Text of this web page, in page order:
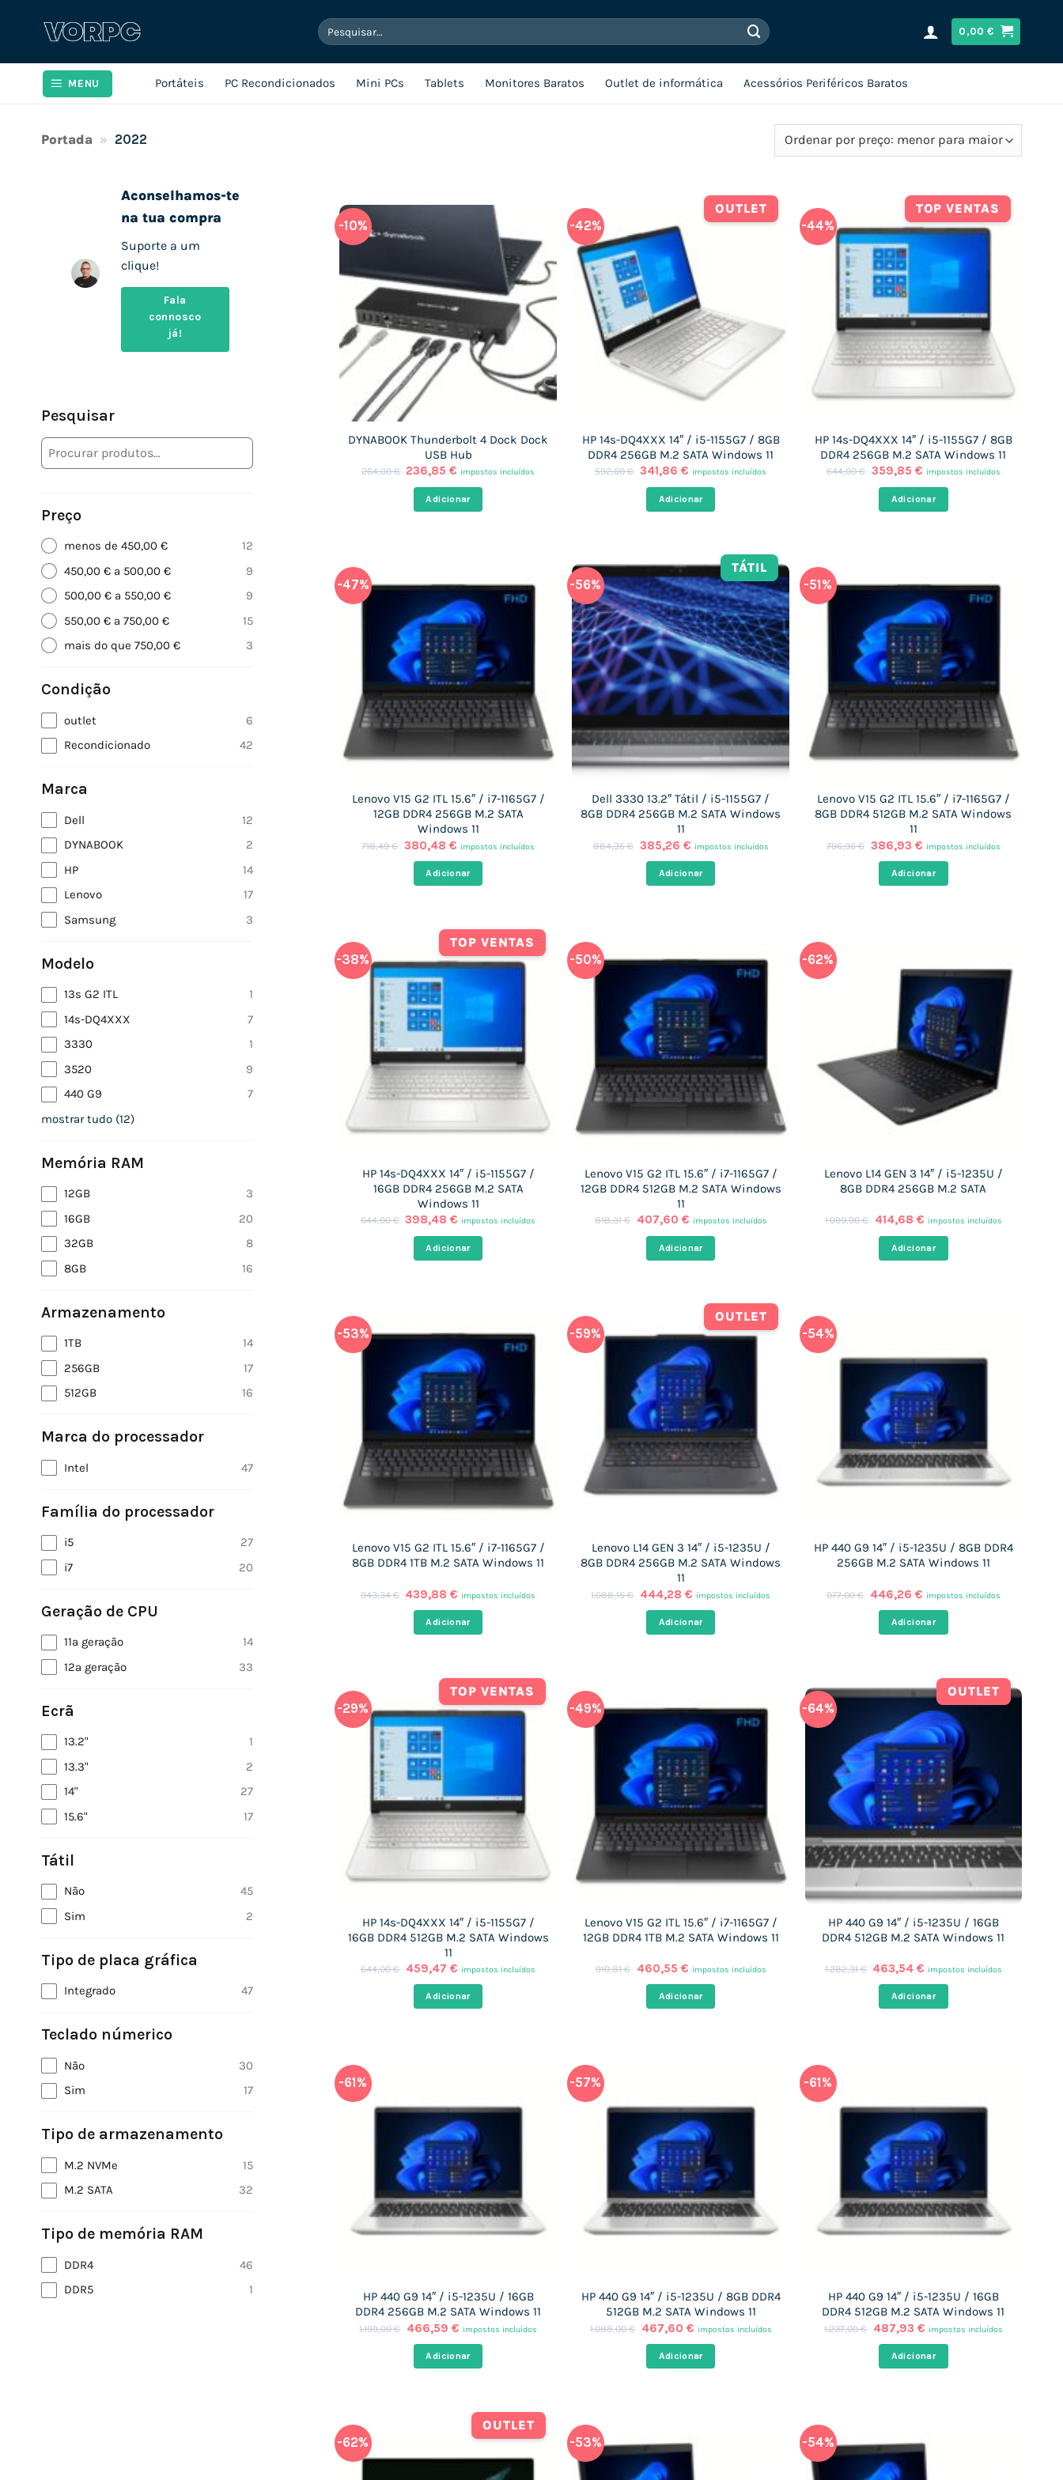
Pesquisar
por:
0,00€
MENU Portáteis PC Recondicionados Mini PCs Tablets Monitores Baratos Outlet de informática Acessórios Periféricos Baratos
Portada » 2022
Aconselhamos-te
na tua compra
Suporte a um
clique!
Fala
connosco
já!
Pesquisar
Preço
menos de 450,00 €
12
450,00 € a 500,00 €
9
500,00 € a 550,00 €
9
550,00 € a 750,00 €
15
mais do que 750,00 €
3
Condição
outlet
6
Recondicionado
42
Marca
Dell
12
DYNABOOK
2
HP
14
Lenovo
17
Samsung
3
Modelo
13s G2 ITL
1
14s-DQ4XXX
7
3330
1
3520
9
440 G9
7
mostrar tudo (12)
Memória RAM
12GB
3
16GB
20
32GB
8
8GB
16
Armazenamento
1TB
14
256GB
17
512GB
16
Marca do processador
Intel 47
Família do processador
i5
27
i7
20
Geração de CPU
11ª geração
14
12ª geração
33
Ecrã
13.2"
1
13.3"
2
14"
27
15.6"
17
Tátil
Não
45
Sim
2
Tipo de placa gráfica
Integrado 47
Teclado númerico
Não
30
Sim
17
Tipo de armazenamento
M.2 NVMe
15
M.2 SATA
32
Tipo de memória RAM
DDR4
46
DDR5
1
-10%
DYNABOOK Thunderbolt 4 Dock Dock
USB Hub
264,00€ O
original
era:
236,85€ O
atual
é:
impostos incluídos
Adicionar
-42%
OUTLET
HP 14s-DQ4XXX 14″ / i5-1155G7 / 8GB
DDR4 256GB M.2 SATA Windows 11
592,00€ O
original
era:
341,86€ O
atual
é:
impostos incluídos
Adicionar
-44%
TOP VENTAS
HP 14s-DQ4XXX 14″ / i5-1155G7 / 8GB
DDR4 256GB M.2 SATA Windows 11
644,00€ O
original
era:
359,85 €O
atual
é:
impostos incluídos
Adicionar
-47%
Lenovo V15 G2 ITL 15.6″ / i7-1165G7 /
12GB DDR4 256GB M.2 SATA
Windows 11
718,49€ O
original
era:
380,48 €O
preço
atual
é:
impostos incluídos
Adicionar
-56%
TÁTIL
Dell 3330 13.2″ Tátil / i5-1155G7 /
8GB DDR4 256GB M.2 SATA Windows
11
884,35€ O
original
era:
385,26 €O
preço
atual
é:
impostos incluídos
Adicionar
-51%
Lenovo V15 G2 ITL 15.6″ / i7-1165G7 /
8GB DDR4 512GB M.2 SATA Windows
11
796,96€ O
original
era:
386,93 €O
preço
atual
é:
impostos incluídos
Adicionar
-38%
TOP VENTAS
HP 14s-DQ4XXX 14″ / i5-1155G7 /
16GB DDR4 256GB M.2 SATA
Windows 11
644,00€ O
original
era:
398,48€ O
atual
é:
impostos incluídos
Adicionar
-50%
Lenovo V15 G2 ITL 15.6″ / i7-1165G7 /
12GB DDR4 512GB M.2 SATA Windows
11
818,31€
O
original
407,60 €O
atual
é:
impostos incluídos
Adicionar
-62%
Lenovo L14 GEN 3 14″ / i5-1235U /
8GB DDR4 256GB M.2 SATA
1.099,00€
O
original
era:
414,68 €O
atual
é:
impostos incluídos
Adicionar
-53%
Lenovo V15 G2 ITL 15.6″ / i7-1165G7 /
8GB DDR4 1TB M.2 SATA Windows 11
943,34€ O
original
era:
439,88€ O
preço
atual
é:
impostos incluídos
Adicionar
-59%
OUTLET
Lenovo L14 GEN 3 14″ / i5-1235U /
8GB DDR4 256GB M.2 SATA Windows
11
1.088,15€
O
original
era:
444,28€ O
preço
atual
é:
impostos incluídos
Adicionar
-54%
HP 440 G9 14″ / i5-1235U / 8GB DDR4
256GB M.2 SATA Windows 11
977,00€
O
original
era:
446,26 €O
preço
atual
é:
impostos incluídos
Adicionar
-29%
TOP VENTAS
HP 14s-DQ4XXX 14″ / i5-1155G7 /
16GB DDR4 512GB M.2 SATA Windows
11
644,00€
O
original
era:
459,47 €O
atual
é:
impostos incluídos
Adicionar
-49%
Lenovo V15 G2 ITL 15.6″ / i7-1165G7 /
12GB DDR4 1TB M.2 SATA Windows 11
910,81€
O
original
era:
460,55 €O
atual
é:
impostos incluídos
Adicionar
-64%
OUTLET
HP 440 G9 14″ / i5-1235U / 16GB
DDR4 512GB M.2 SATA Windows 11
1.282,31€
O
original
era:
463,54€ O
atual
é:
impostos incluídos
Adicionar
-61%
HP 440 G9 14″ / i5-1235U / 16GB
DDR4 256GB M.2 SATA Windows 11
1.199,00€
O
original
era:
466,59 €O
preço
atual
é:
impostos incluídos
Adicionar
-57%
HP 440 G9 14″ / i5-1235U / 8GB DDR4
512GB M.2 SATA Windows 11
1.088,00€
O
original
era:
467,60 €O
preço
atual
é:
impostos incluídos
Adicionar
-61%
HP 440 G9 14″ / i5-1235U / 16GB
DDR4 512GB M.2 SATA Windows 11
1.237,00€
O
original
era:
487,93 €O
preço
atual
é:
impostos incluídos
Adicionar
-62%
OUTLET
-53%
-54%